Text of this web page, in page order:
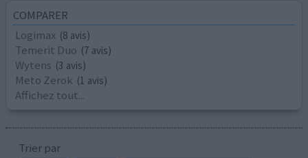
COMPARER
Logimax (8 avis)
Temerit Duo (7 avis)
Wytens (3 avis)
Meto Zerok (1 avis)
Affichez tout...
Trier par